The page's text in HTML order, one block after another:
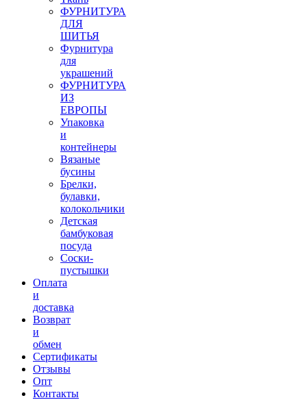
ФУРНИТУРА
ДЛЯ
ШИТЬЯ
Фурнитура
для
украшений
ФУРНИТУРА
ИЗ
ЕВРОПЫ
Упаковка
и
контейнеры
Вязаные
бусины
Брелки,
булавки,
колокольчики
Детская
бамбуковая
посуда
Соски-
пустышки
Оплата
и
доставка
Возврат
и
обмен
Сертификаты
Отзывы
Опт
Контакты